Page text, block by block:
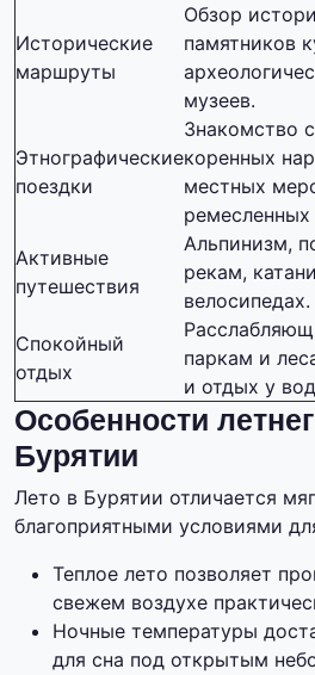
Исторические
маршруты
Обзор
памятников
музеев.
Этнографические
поездки
Знакомство
коренных
местных
Активные
путешествия
Альпинизм,
рекам,
велосипедах.
Спокойный
отдых
паркам и
и отдых у
Особенности
Бурятии
Лето в Бурятии отличается
благоприятными условиями
Теплое лето позволяет
свежем воздухе
Ночные температуры
для сна под открытым